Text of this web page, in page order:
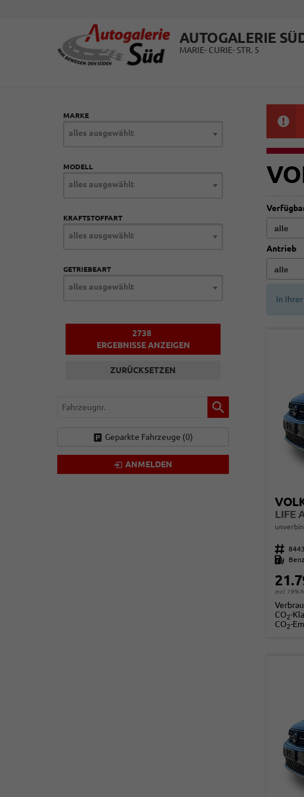
AUTOGALERIE
MARIE- CURIE- STR. 5
Antrieb
In
Fahrzeugnr.
Kraftstoff
incl. 19%
CO2-
CO2-
MARKE
alles ausgewählt
MODELL
alles ausgewählt
KRAFTSTOFFART
alles ausgewählt
GETRIEBEART
alles ausgewählt
2738
ERGEBNISSE ANZEIGEN
ZURÜCKSETZEN
Fahrzeugnr.
Geparkte Fahrzeuge (0)
ANMELDEN